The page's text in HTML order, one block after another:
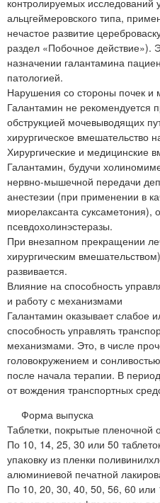
контролируемых исследований
альцгеймеровского типа,
нечастое развитие
раздел «Побочное действие»).
назначении галантамина
патологией.
Нарушения со стороны почек и
Галантамин не рекомендуется
обструкцией мочевыводящих
хирургическое вмешательство
Хирургические и медицинские
Галантамин, будучи
нервно-мышечной передачи
анестезии (при применении в
миорелаксанта суксаметония),
псевдохолинэстеразы.
При внезапном прекращении
хирургическим
развивается.
Влияние на способность
и работу с механизмами
Галантамин оказывает слабое
способность управлять
механизмами. Это, в числе
головокружением и
после начала терапии. В
от вождения транспортных
Форма выпуска
Таблетки, покрытые пленочной
По 10, 14, 25, 30 или 50
упаковку из пленки
алюминиевой печатной
По 10, 20, 30, 40, 50, 56, 60 или